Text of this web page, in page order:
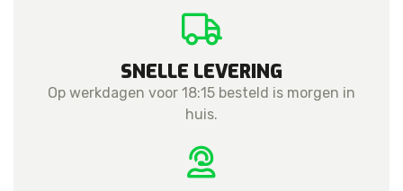
SNELLE LEVERING
Op werkdagen voor 18:15 besteld is morgen in
huis.